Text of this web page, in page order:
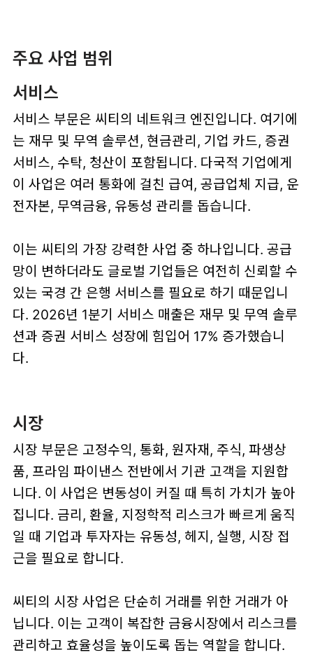
주요 사업 범위
서비스
서비스 부문은 씨티의 네트워크 엔진입니다. 여기에
는 재무 및 무역 솔루션, 현금관리, 기업 카드, 증권
서비스, 수탁, 청산이 포함됩니다. 다국적 기업에게
이 사업은 여러 통화에 걸친 급여, 공급업체 지급, 운
전자본, 무역금융, 유동성 관리를 돕습니다.
이는 씨티의 가장 강력한 사업 중 하나입니다. 공급
망이 변하더라도 글로벌 기업들은 여전히 신뢰할 수
있는 국경 간 은행 서비스를 필요로 하기 때문입니
다. 2026년 1분기 서비스 매출은 재무 및 무역 솔루
션과 증권 서비스 성장에 힘입어 17% 증가했습니
다.
시장
시장 부문은 고정수익, 통화, 원자재, 주식, 파생상
품, 프라임 파이낸스 전반에서 기관 고객을 지원합
니다. 이 사업은 변동성이 커질 때 특히 가치가 높아
집니다. 금리, 환율, 지정학적 리스크가 빠르게 움직
일 때 기업과 투자자는 유동성, 헤지, 실행, 시장 접
근을 필요로 합니다.
씨티의 시장 사업은 단순히 거래를 위한 거래가 아
닙니다. 이는 고객이 복잡한 금융시장에서 리스크를
관리하고 효율성을 높이도록 돕는 역할을 합니다.